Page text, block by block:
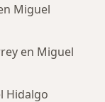
Miguel
en Miguel
Hidalgo